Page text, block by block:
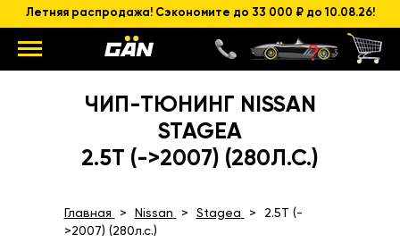
Летняя распродажа! Сэкономите до 33 000 ₽ до 10.08.26!
ЧИП-ТЮНИНГ NISSAN
STAGEA
2.5T (->2007) (280Л.С.)
Главная Nissan Stagea
2.5T (-
>2007) (280л.с.)